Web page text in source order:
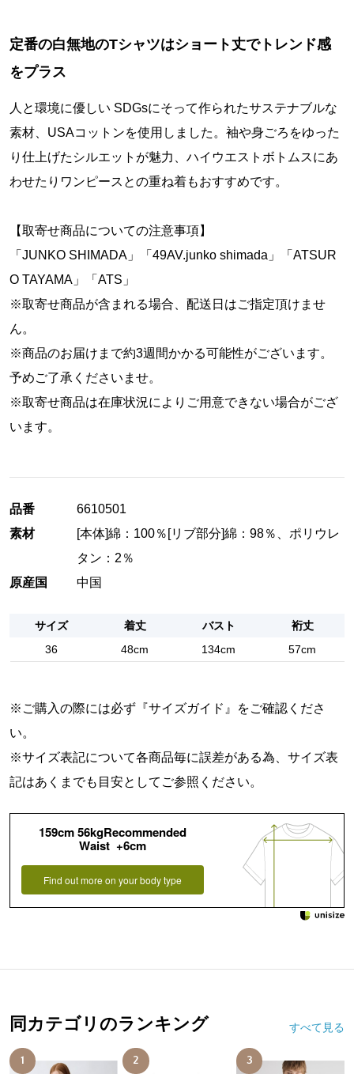
定番の白無地のTシャツはショート丈でトレンド感
をプラス
人と環境に優しい SDGsにそって作られたサステナブルな
素材、USAコットンを使用しました。袖や身ごろをゆった
り仕上げたシルエットが魅力、ハイウエストボトムスにあ
わせたりワンピースとの重ね着もおすすめです。
【取寄せ商品についての注意事項】
「JUNKO SHIMADA」「49AV.junko shimada」「ATSUR
O TAYAMA」「ATS」
※取寄せ商品が含まれる場合、配送日はご指定頂けませ
ん。
※商品のお届けまで約3週間かかる可能性がございます。
予めご了承くださいませ。
※取寄せ商品は在庫状況によりご用意できない場合がござ
います。
品番
6610501
素材
[本体]綿：100％[リブ部分]綿：98％、ポリウレ
タン：2％
原産国
中国
サイズ 着丈 バスト
裄丈
36
48cm 134cm 57cm
※ご購入の際には必ず『サイズガイド 』をご確認くださ
い。
※サイズ表記について各商品毎に誤差がある為、サイズ表
記はあくまでも目安としてご参照ください。
159cm 56kgRecommended
Waist +6cm
Find out more on your body type
同カテゴリのランキング すべて見る
1 2 3